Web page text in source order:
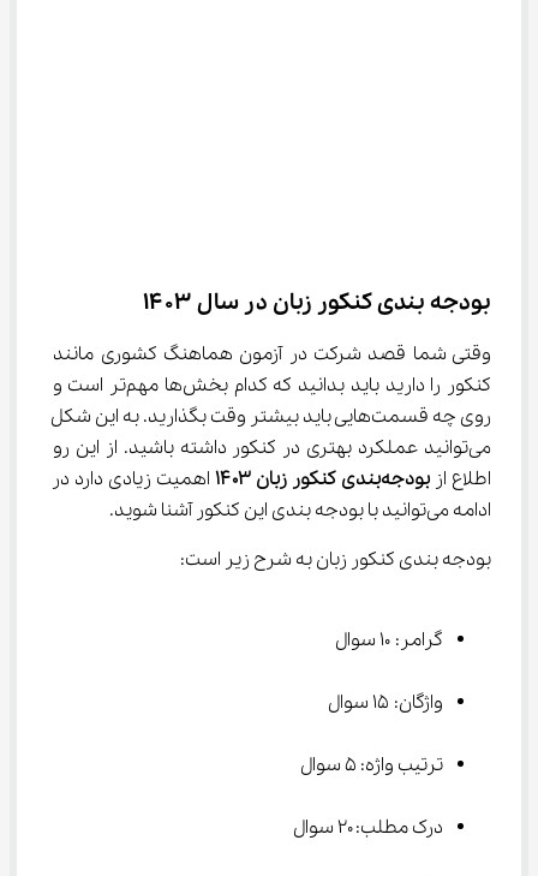
بودجه بندی کنکور زبان در سال ۱۴۰۳
وقتی شما قصد شرکت در آزمون هماهنگ کشوری مانند
کنکور را دارید باید بدانید که کدام بخش‌ها مهم‌تر است و
روی چه قسمت‌هایی باید بیشتر وقت بگذارید. به این شکل
می‌توانید عملکرد بهتری در کنکور داشته باشید. از این رو
اطلاع از بودجه‌بندی کنکور زبان ۱۴۰۳ اهمیت زیادی دارد در
ادامه می‌توانید با بودجه بندی این کنکور آشنا شوید.
بودجه بندی کنکور زبان به شرح زیر است:
گرامر: ۱۰ سوال
واژگان: ۱۵ سوال
ترتیب واژه: ۵ سوال
درک مطلب: ۲۰ سوال